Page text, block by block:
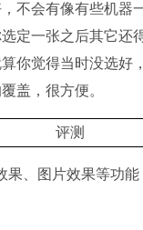
不会有像有些机器
定一张之后其它还
你觉得当时没选好
盖，很方便。
、图片效果等功能